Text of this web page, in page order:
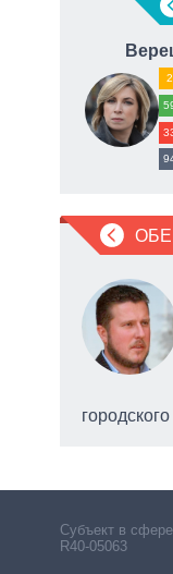
2
Субъект в
R40-05063